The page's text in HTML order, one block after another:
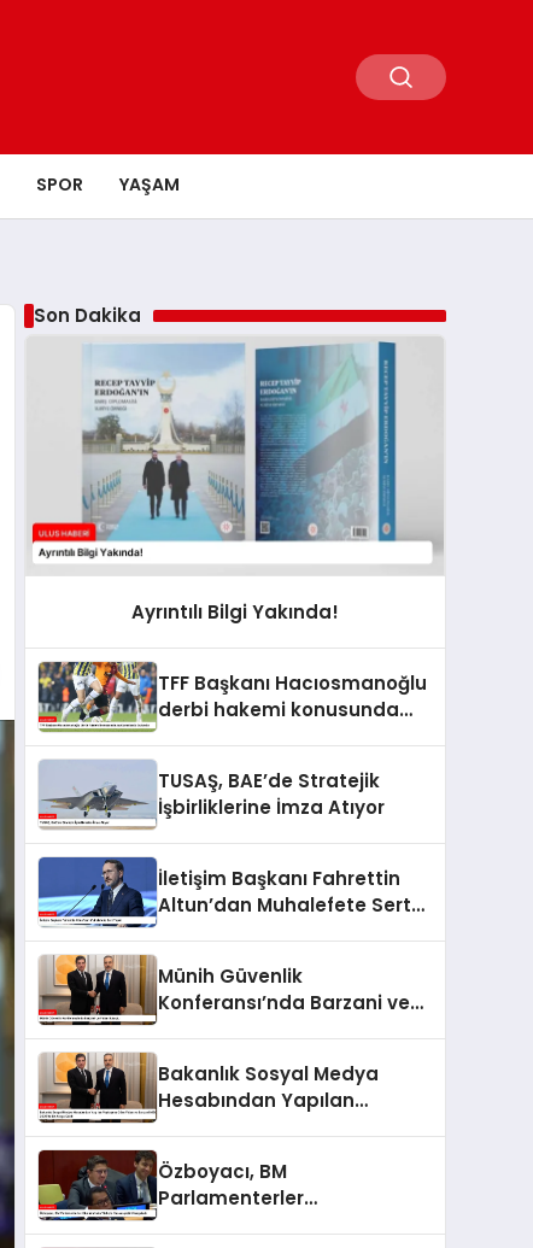
SPOR YAŞAM
Son Dakika
Ayrıntılı Bilgi Yakında!
TFF Başkanı Hacıosmanoğlu
derbi hakemi konusunda
TUSAŞ, BAE’de Stratejik
İşbirliklerine İmza Atıyor
İletişim Başkanı Fahrettin
Altun’dan Muhalefete Sert
Münih Güvenlik
Konferansı’nda Barzani ve
Bakanlık Sosyal Medya
Hesabından Yapılan
Araya Geldi
Özboyacı, BM
Parlamenterler